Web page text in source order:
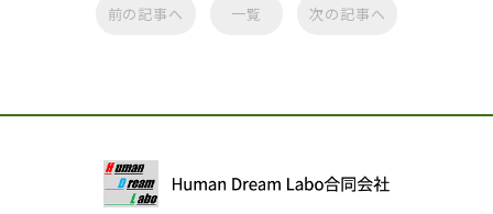
前の記事へ 一覧 次の記事へ